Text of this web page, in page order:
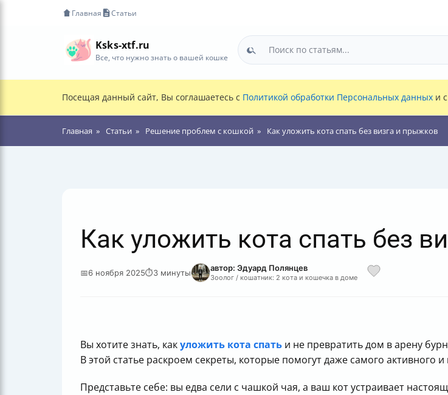
Главная Статьи
Ksks-xtf.ru
Все, что нужно знать о вашей кошке
Посещая данный сайт, Вы соглашаетесь с Политикой обработки Персональных данных и
Главная Статьи Решение проблем с кошкой Как уложить кота спать без визга и прыжков
Как уложить кота спать без
📅6 ноября 2025⏱3 минуты автор: Эдуард Полянцев
Зоолог / кошатник: 2 кота и кошечка в доме
Вы хотите знать, какуложить кота спать и не превратить дом в арену
В этой статье раскроем секреты, которые помогут даже самого активного
Представьте себе: вы едва сели с чашкой чая, а ваш кот устраивает